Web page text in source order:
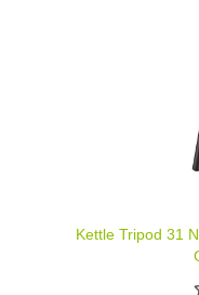
Kettle Tripod 31